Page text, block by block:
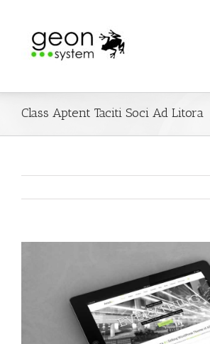
Class Aptent Taciti Soci Ad Litora